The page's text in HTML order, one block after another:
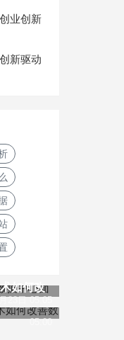
业创新
新驱动
23日 05:05
如何改
05:00